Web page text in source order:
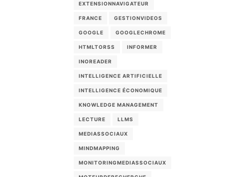
EXTENSIONNAVIGATEUR
FRANCE GESTIONVIDEOS
GOOGLE GOOGLECHROME
HTMLTORSS INFORMER
INOREADER
INTELLIGENCE ARTIFICIELLE
INTELLIGENCE ÉCONOMIQUE
KNOWLEDGE MANAGEMENT
LECTURE LLMS
MEDIASSOCIAUX
MINDMAPPING
MONITORINGMEDIASSOCIAUX